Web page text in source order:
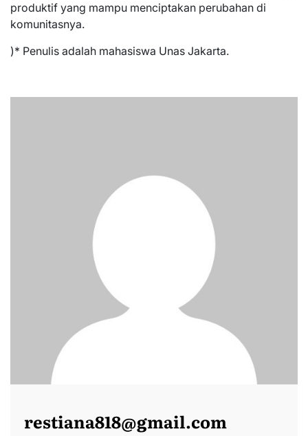
produktif yang mampu menciptakan perubahan di
komunitasnya.
)* Penulis adalah mahasiswa Unas Jakarta.
restiana818@gmail.com